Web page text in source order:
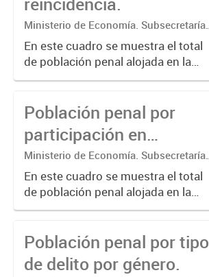
Ministerio de Economía. Subsecretaría
de Coordinación Económica y
Estadística. Dirección Provincial de
Estadística.
En este cuadro se muestra el total
de población penal alojada en la
provincia de Buenos Aires por
Población penal por
participación en
programas laborales en
los establecimientos
penales.
Ministerio de Economía. Subsecretaría
de Coordinación Económica y
Estadística. Dirección Provincial de
Estadística.
En este cuadro se muestra el total
de población penal alojada en la
provincia de Buenos Aires por
laborales en los establecimiento
penales.
Población penal por tipo
de delito por género.